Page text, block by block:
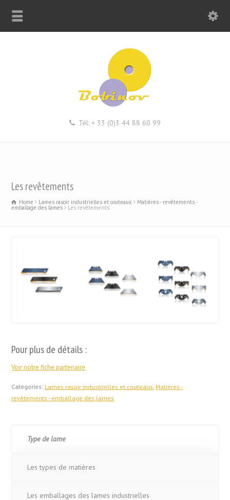
Tél: + 33 (0)3 44 88 60 99
Les revêtements
Home Lames rasoir industrielles et couteaux Matières - revêtements -
emballage des lames Les revêtements
Pour plus de détails :
Voir notre fiche partenaire
Categories: Lames rasoir industrielles et couteaux, Matières -
revêtements - emballage des lames
Type de lame
Les types de matières
Les emballages des lames industrielles